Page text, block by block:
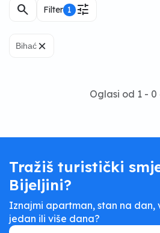
search Filter 1 tune
Bihać×
Oglasi od 1 - 0
Tražiš turistički
Bijeljini?
Iznajmi apartman, stan na dan,
jedan ili više dana?